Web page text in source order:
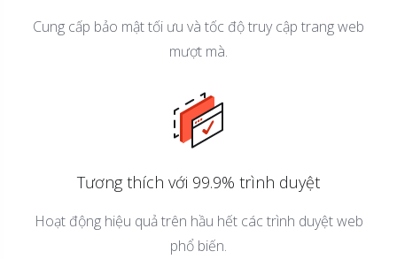
Cung cấp bảo mật tối ưu và tốc độ truy cập trang web
mượt mà.
Tương thích với 99.9% trình duyệt
Hoạt động hiệu quả trên hầu hết các trình duyệt web
phổ biến.